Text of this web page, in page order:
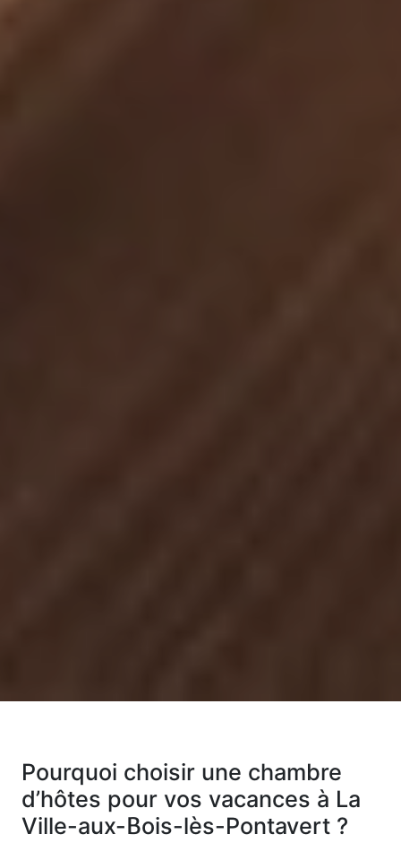
Pourquoi choisir une chambre
d’hôtes pour vos vacances à La
Ville-aux-Bois-lès-Pontavert ?